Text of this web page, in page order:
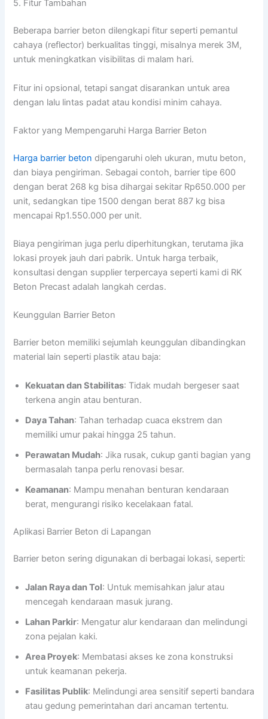
5. Fitur Tambahan
Beberapa barrier beton dilengkapi fitur seperti pemantul
cahaya (reflector) berkualitas tinggi, misalnya merek 3M,
untuk meningkatkan visibilitas di malam hari.
Fitur ini opsional, tetapi sangat disarankan untuk area
dengan lalu lintas padat atau kondisi minim cahaya.
Faktor yang Mempengaruhi Harga Barrier Beton
Harga barrier beton dipengaruhi oleh ukuran, mutu beton,
dan biaya pengiriman. Sebagai contoh, barrier tipe 600
dengan berat 268 kg bisa dihargai sekitar Rp650.000 per
unit, sedangkan tipe 1500 dengan berat 887 kg bisa
mencapai Rp1.550.000 per unit.
Biaya pengiriman juga perlu diperhitungkan, terutama jika
lokasi proyek jauh dari pabrik. Untuk harga terbaik,
konsultasi dengan supplier terpercaya seperti kami di RK
Beton Precast adalah langkah cerdas.
Keunggulan Barrier Beton
Barrier beton memiliki sejumlah keunggulan dibandingkan
material lain seperti plastik atau baja:
Kekuatan dan Stabilitas: Tidak mudah bergeser saat
terkena angin atau benturan.
Daya Tahan: Tahan terhadap cuaca ekstrem dan
memiliki umur pakai hingga 25 tahun.
Perawatan Mudah: Jika rusak, cukup ganti bagian yang
bermasalah tanpa perlu renovasi besar.
Keamanan: Mampu menahan benturan kendaraan
berat, mengurangi risiko kecelakaan fatal.
Aplikasi Barrier Beton di Lapangan
Barrier beton sering digunakan di berbagai lokasi, seperti:
Jalan Raya dan Tol: Untuk memisahkan jalur atau
mencegah kendaraan masuk jurang.
Lahan Parkir: Mengatur alur kendaraan dan melindungi
zona pejalan kaki.
Area Proyek: Membatasi akses ke zona konstruksi
untuk keamanan pekerja.
Fasilitas Publik: Melindungi area sensitif seperti bandara
atau gedung pemerintahan dari ancaman tertentu.